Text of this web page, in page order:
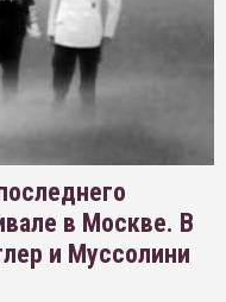
в Москве. В
и Муссолини